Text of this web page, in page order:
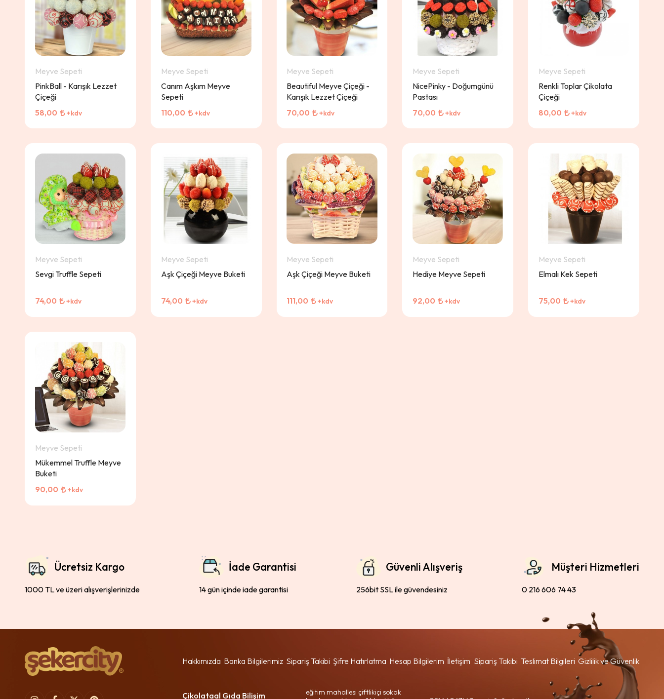
Meyve Sepeti
PinkBall - Karışık Lezzet
Çiçeği
58,00
+kdv
Meyve Sepeti
Canım Aşkım Meyve
Sepeti
110,00
+kdv
Meyve Sepeti
Beautiful Meyve Çiçeği -
Karışık Lezzet Çiçeği
70,00
+kdv
Meyve Sepeti
NicePinky - Doğumgünü
Pastası
70,00
+kdv
Meyve Sepeti
Renkli Toplar Çikolata
Çiçeği
80,00
+kdv
Meyve Sepeti
Sevgi Truffle Sepeti
74,00 +kdv
Meyve Sepeti
Aşk Çiçeği Meyve Buketi
74,00 +kdv
Meyve Sepeti
Aşk Çiçeği Meyve Buketi
111,00 +kdv
Meyve Sepeti
Hediye Meyve Sepeti
92,00 +kdv
Meyve Sepeti
Elmalı Kek Sepeti
75,00 +kdv
Meyve Sepeti
Mükemmel Truffle Meyve
Buketi
90,00
+kdv
Ücretsiz Kargo
1000 TL ve üzeri alışverişlerinizde
İade Garantisi
14 gün içinde iade garantisi
Güvenli Alışveriş
256bit SSL ile güvendesiniz
Müşteri Hizmetleri
0 216 606 74 43
Hakkımızda Banka Bilgilerimiz Sipariş Takibi Şifre Hatırlatma Hesap Bilgilerim İletişim Sipariş Takibi Teslimat Bilgileri Gizlilik ve Güvenlik
Çikolataal Gıda Bilişim
eğitim mahallesi çiftlikiçi sokak